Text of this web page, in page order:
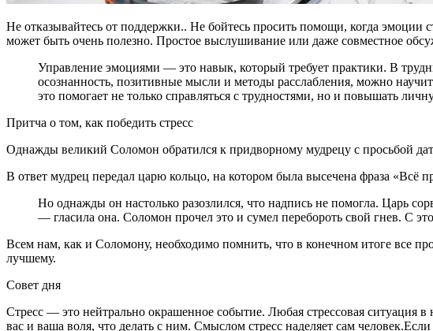
Не отказывайтесь от поддержки.. Не бойтесь просить помощи, когда
может быть очень полезно. Простое выслушивание или даже совместное
Управление эмоциями — это навык, который требует практики. В
осознанность, позитивные мысли и методы расслабления, можно
это помогает не только справляться с трудностями, но и повышать
Притча о том, как победить стресс
Однажды великий Соломон обратился к придворному мудрецу с просьбой
В ответ мудрец передал царю кольцо, на котором была высечена фраза «Всё
Но однажды он настолько разозлился, что надпись не помогла. Царь
— гласила она. Соломон прочел это и сумел перебороть свой гнев. С
Всем нам, как и Соломону, необходимо помнить, что в конечном итоге все
лучшему.
Совет дня
Стресс — это нейтрально окрашенное событие. Любая стрессовая ситуация
вас и ваша воля, что делать с ним. Смыслом стресс наделяет сам